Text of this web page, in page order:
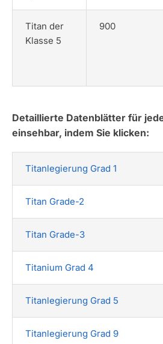
Titan der
Klasse 5
900
Detaillierte Datenblätter für
einsehbar, indem Sie klicken:
Titanlegierung Grad 1
Titan Grade-2
Titan Grade-3
Titanium Grad 4
Titanlegierung Grad 5
Titanlegierung Grad 9